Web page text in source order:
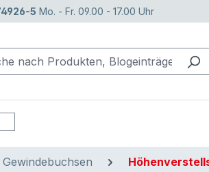
5 Mo. - Fr. 09.00 - 17.00 Uhr